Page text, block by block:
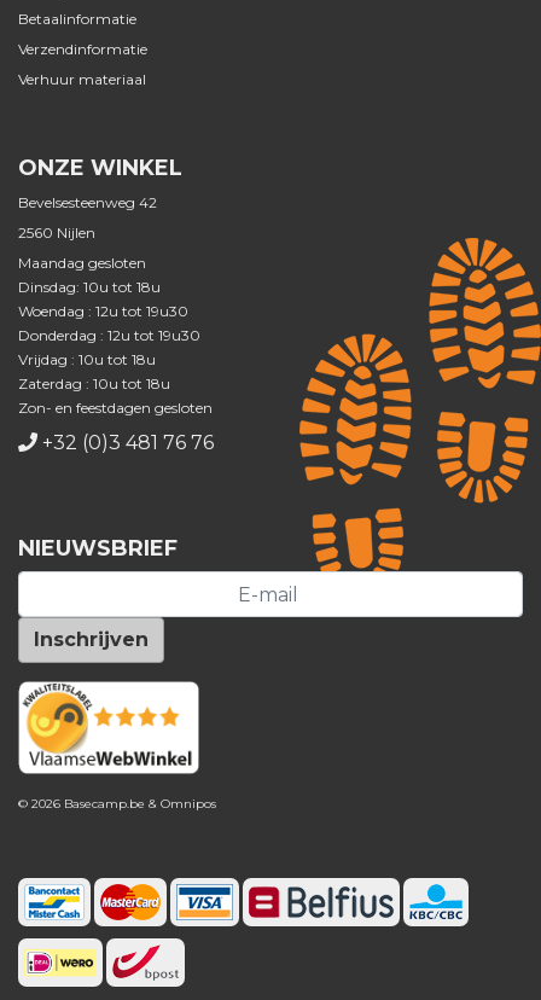
Betaalinformatie
Verzendinformatie
Verhuur materiaal
ONZE WINKEL
Bevelsesteenweg 42
2560 Nijlen
Maandag gesloten
Dinsdag: 10u tot 18u
Woendag : 12u tot 19u30
Donderdag : 12u tot 19u30
Vrijdag : 10u tot 18u
Zaterdag : 10u tot 18u
Zon- en feestdagen gesloten
+32 (0)3 481 76 76
NIEUWSBRIEF
© 2026 Basecamp.be & Omnipos